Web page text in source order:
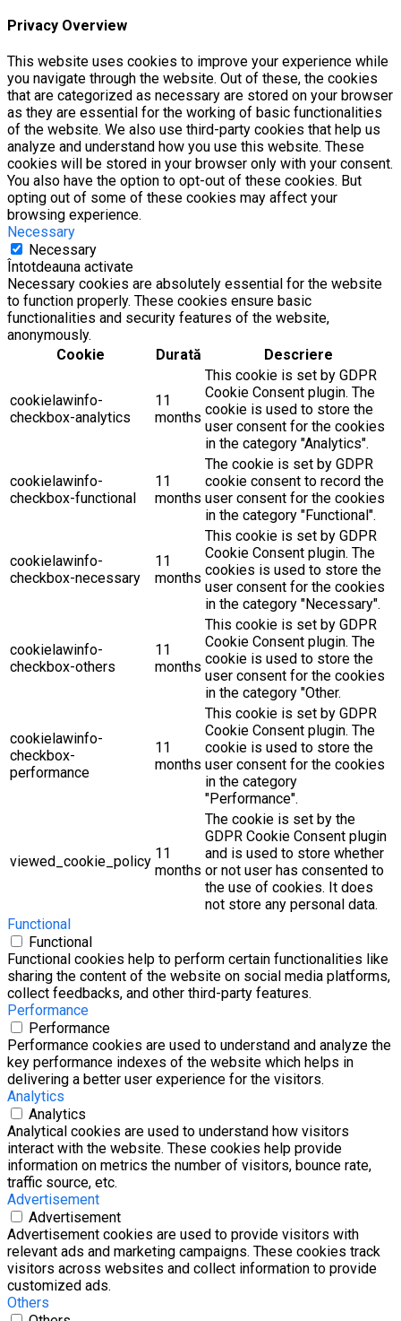
Privacy Overview
This website uses cookies to improve your experience while
you navigate through the website. Out of these, the cookies
that are categorized as necessary are stored on your browser
as they are essential for the working of basic functionalities
of the website. We also use third-party cookies that help us
analyze and understand how you use this website. These
cookies will be stored in your browser only with your consent.
You also have the option to opt-out of these cookies. But
opting out of some of these cookies may affect your
browsing experience.
Necessary
Necessary
Întotdeauna activate
Necessary cookies are absolutely essential for the website
to function properly. These cookies ensure basic
functionalities and security features of the website,
anonymously.
Cookie
Durată Descriere
cookielawinfo-
checkbox-analytics
11
months
This cookie is set by GDPR
Cookie Consent plugin. The
cookie is used to store the
user consent for the cookies
in the category "Analytics".
cookielawinfo-
checkbox-functional
11
months
The cookie is set by GDPR
cookie consent to record the
user consent for the cookies
in the category "Functional".
cookielawinfo-
checkbox-necessary
11
months
This cookie is set by GDPR
Cookie Consent plugin. The
cookies is used to store the
user consent for the cookies
in the category "Necessary".
cookielawinfo-
checkbox-others
11
months
This cookie is set by GDPR
Cookie Consent plugin. The
cookie is used to store the
user consent for the cookies
in the category "Other.
cookielawinfo-
checkbox-
performance
11
months
This cookie is set by GDPR
Cookie Consent plugin. The
cookie is used to store the
user consent for the cookies
in the category
"Performance".
viewed_cookie_policy 11
months
The cookie is set by the
GDPR Cookie Consent plugin
and is used to store whether
or not user has consented to
the use of cookies. It does
not store any personal data.
Functional
Functional
Functional cookies help to perform certain functionalities like
sharing the content of the website on social media platforms,
collect feedbacks, and other third-party features.
Performance
Performance
Performance cookies are used to understand and analyze the
key performance indexes of the website which helps in
delivering a better user experience for the visitors.
Analytics
Analytics
Analytical cookies are used to understand how visitors
interact with the website. These cookies help provide
information on metrics the number of visitors, bounce rate,
traffic source, etc.
Advertisement
Advertisement
Advertisement cookies are used to provide visitors with
relevant ads and marketing campaigns. These cookies track
visitors across websites and collect information to provide
customized ads.
Others